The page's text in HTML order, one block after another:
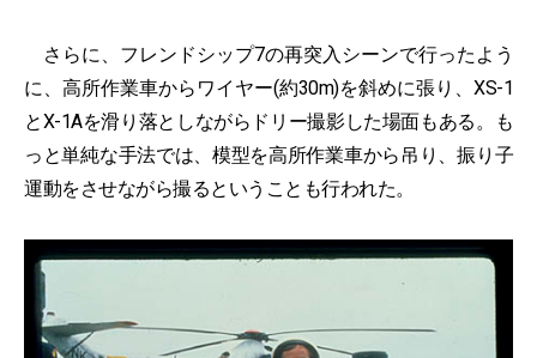
さらに、フレンドシップ7の再突入シーンで行ったよう
に、高所作業車からワイヤー(約30m)を斜めに張り、XS-1
とX-1Aを滑り落としながらドリー撮影した場面もある。も
っと単純な手法では、模型を高所作業車から吊り、振り子
運動をさせながら撮るということも行われた。